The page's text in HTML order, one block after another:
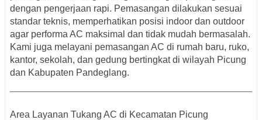
dengan pengerjaan rapi. Pemasangan dilakukan sesuai
standar teknis, memperhatikan posisi indoor dan outdoor
agar performa AC maksimal dan tidak mudah bermasalah.
Kami juga melayani pemasangan AC di rumah baru, ruko,
kantor, sekolah, dan gedung bertingkat di wilayah Picung
dan Kabupaten Pandeglang.
Area Layanan Tukang AC di Kecamatan Picung